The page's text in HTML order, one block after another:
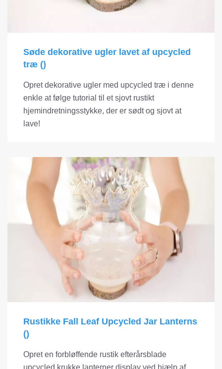
Søde dekorative ugler lavet af upcycled
træ ()
Opret dekorative ugler med upcycled træ i denne
enkle at følge tutorial til et sjovt rustikt
hjemindretningsstykke, der er sødt og sjovt at
lave!
Rustikke Fall Leaf Upcycled Jar Lanterns
()
Opret en forbløffende rustik efterårsblade
upcycled krukke lanterner display ved hjælp af